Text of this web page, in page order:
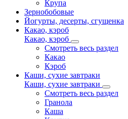
Крупа
Зернобобовые
Йогурты, десерты, сгущенка
Какао, кэроб
Какао, кэроб
Смотреть весь раздел
Какао
Кэроб
Каши, сухие завтраки
Каши, сухие завтраки
Смотреть весь раздел
Гранола
Каша